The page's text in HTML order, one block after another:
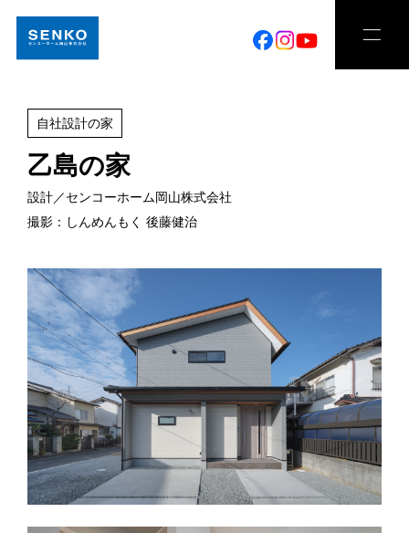
自社設計の家
乙島の家
設計／センコーホーム岡山株式会社
撮影：しんめんもく 後藤健治